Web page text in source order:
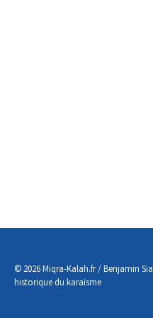
© 2026 Miqra-Kalah.fr / Benjamin
historique du karaïsme